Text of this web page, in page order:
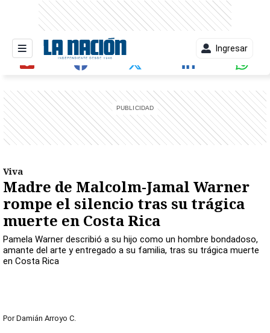
Ingresar
Viva
Madre de Malcolm-Jamal Warner
rompe el silencio tras su trágica
muerte en Costa Rica
Pamela Warner describió a su hijo como un hombre bondadoso,
amante del arte y entregado a su familia, tras su trágica muerte
en Costa Rica
Por Damián Arroyo C.